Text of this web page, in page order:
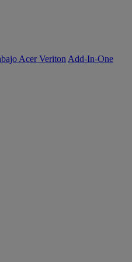
Acer Veriton Add-In-One